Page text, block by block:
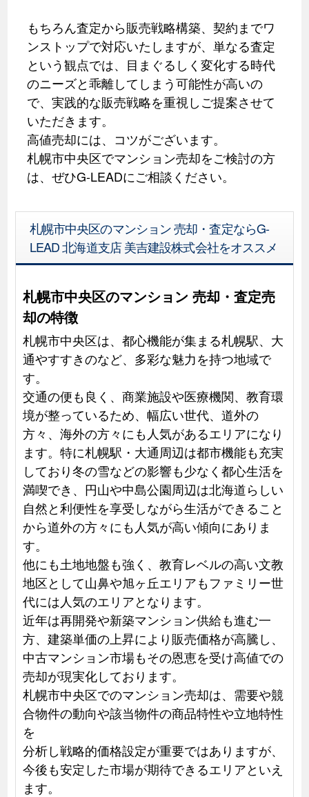
もちろん査定から販売戦略構築、契約までワ
ンストップで対応いたしますが、単なる査定
という観点では、目まぐるしく変化する時代
のニーズと乖離してしまう可能性が高いの
で、実践的な販売戦略を重視しご提案させて
いただきます。
高値売却には、コツがございます。
札幌市中央区でマンション売却をご検討の方
は、ぜひG-LEADにご相談ください。
札幌市中央区のマンション 売却・査定ならG-
LEAD 北海道支店 美吉建設株式会社をオススメ
札幌市中央区のマンション 売却・査定売
却の特徴
札幌市中央区は、都心機能が集まる札幌駅、大
通やすすきのなど、多彩な魅力を持つ地域で
す。
交通の便も良く、商業施設や医療機関、教育環
境が整っているため、幅広い世代、道外の
方々、海外の方々にも人気があるエリアになり
ます。特に札幌駅・大通周辺は都市機能も充実
しており冬の雪などの影響も少なく都心生活を
満喫でき、円山や中島公園周辺は北海道らしい
自然と利便性を享受しながら生活ができること
から道外の方々にも人気が高い傾向にありま
す。
他にも土地地盤も強く、教育レベルの高い文教
地区として山鼻や旭ヶ丘エリアもファミリー世
代には人気のエリアとなります。
近年は再開発や新築マンション供給も進む一
方、建築単価の上昇により販売価格が高騰し、
中古マンション市場もその恩恵を受け高値での
売却が現実化しております。
札幌市中央区でのマンション売却は、需要や競
合物件の動向や該当物件の商品特性や立地特性
を
分析し戦略的価格設定が重要ではありますが、
今後も安定した市場が期待できるエリアといえ
ます。